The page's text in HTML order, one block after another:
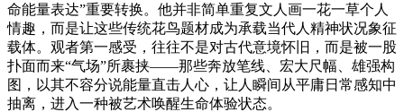
命能量表达”重要转换。他并非简单重复文人画一花一草个人
情趣，而是让这些传统花鸟题材成为承载当代人精神状况象征
载体。观者第一感受，往往不是对古代意境怀旧，而是被一股
扑面而来“气场”所裹挟——那些奔放笔线、宏大尺幅、雄强构
图，以其不容分说能量直击人心，让人瞬间从平庸日常感知中
抽离，进入一种被艺术唤醒生命体验状态。